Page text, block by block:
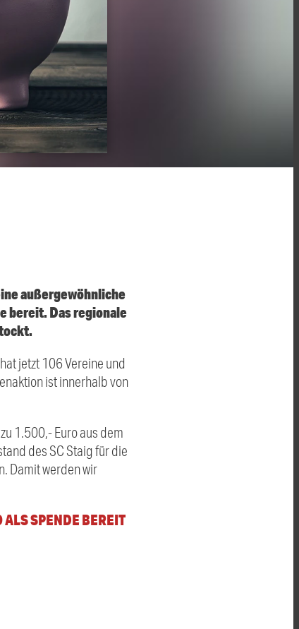
außergewöhnliche
bereit. Das regionale
jetzt 106 Vereine und
ist innerhalb von
1.500,- Euro aus dem
des SC Staig für die
Damit werden wir
SPENDE BEREIT